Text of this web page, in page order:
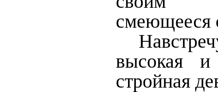
смеющееся
высокая
стройная